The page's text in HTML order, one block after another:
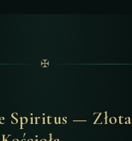
✠
Spiritus — Złota